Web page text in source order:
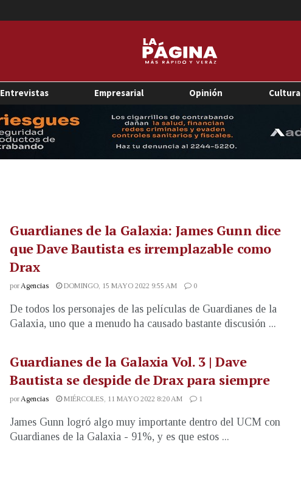
Entrevistas Empresarial Opinión Cultura
Guardianes de la Galaxia: James Gunn dice
que Dave Bautista es irremplazable como
Drax
porAgencias DOMINGO, 15 MAYO 2022 9:55 AM 0
De todos los personajes de las películas de Guardianes de la
Galaxia, uno que a menudo ha causado bastante discusión ...
Guardianes de la Galaxia Vol. 3 | Dave
Bautista se despide de Drax para siempre
porAgencias MIÉRCOLES, 11 MAYO 2022 8:20 AM 1
James Gunn logró algo muy importante dentro del UCM con
Guardianes de la Galaxia - 91%, y es que estos ...